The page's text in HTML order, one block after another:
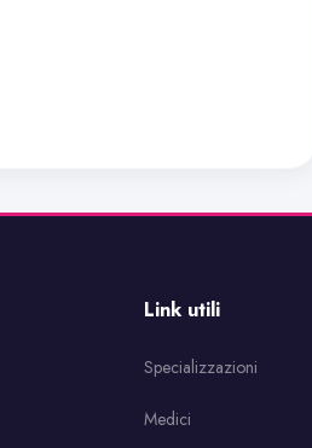
Link utili
Specializzazioni
Medici